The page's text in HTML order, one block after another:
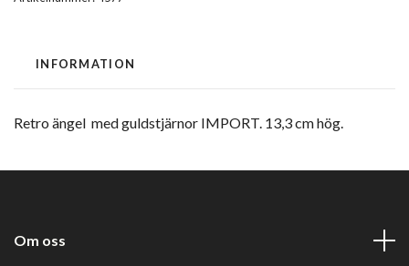
INFORMATION
Retro ängel med guldstjärnor IMPORT. 13,3 cm hög.
Om oss